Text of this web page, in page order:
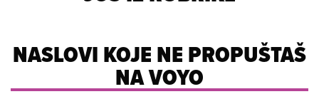
NASLOVI KOJE NE PROPUŠTAŠ
NA VOYO